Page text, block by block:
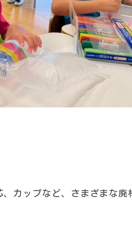
カップなど、さまざまな廃